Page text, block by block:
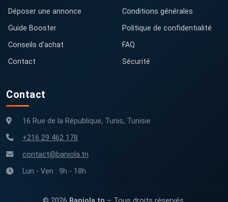
Déposer une annonce
Guide Booster
Conseils d'achat
Contact
Conditions générales
Politique de confidentialité
FAQ
Sécurité
Contact
16 Rue de la République, Tunis, Tunisie
+216 29 462 178
contact@baniola.tn
Lun - Ven : 9h - 18h